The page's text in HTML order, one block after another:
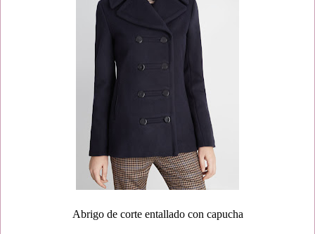
Abrigo de corte entallado con capucha